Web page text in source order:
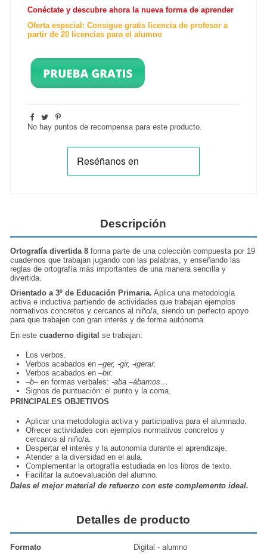
Conéctate y descubre ahora la nueva forma de aprender
Oferta especial: Consigue gratis licencia de profesor a
partir de 20 licencias para el alumno
No hay puntos de recompensa para este producto.
Descripción
Ortografía divertida 8forma parte de una colección compuesta por 19
cuadernos que trabajan jugando con las palabras, y enseñando las
reglas de ortografía más importantes de una manera sencilla y
divertida.
Orientado a 3º de Educación Primaria. Aplica una metodología
activa e inductiva partiendo de actividades que trabajan ejemplos
normativos concretos y cercanos al niño/a, siendo un perfecto apoyo
para que trabajen con gran interés y de forma autónoma.
En estecuaderno digital se trabajan:
Los verbos.
Verbos acabados en–ger, -gir, -igerar.
Verbos acabados en–bir.
–b–en formas verbales:-aba –ábamos…
Signos de puntuación: el punto y la coma.
PRINCIPALES OBJETIVOS
Aplicar una metodología activa y participativa para el alumnado.
Ofrecer actividades con ejemplos normativos concretos y
cercanos al niño/a.
Despertar el interés y la autonomía durante el aprendizaje.
Atender a la diversidad en el aula.
Complementar la ortografía estudiada en los libros de texto.
Facilitar la autoevaluación del alumno.
Dales el mejor material de refuerzo con este complemento ideal.
Detalles de producto
Formato
Digital - alumno